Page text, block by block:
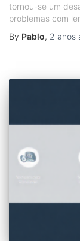
tornou-se um
problemas com
By Pablo, 2 anos